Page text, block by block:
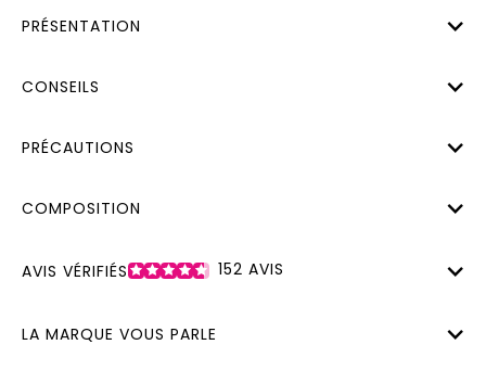
PRÉSENTATION
CONSEILS
PRÉCAUTIONS
COMPOSITION
AVIS VÉRIFIÉS 152 AVIS
LA MARQUE VOUS PARLE